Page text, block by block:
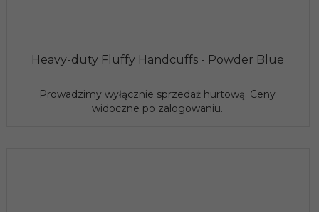
Heavy-duty Fluffy Handcuffs - Powder Blue
Prowadzimy wyłącznie sprzedaż hurtową. Ceny
widoczne po zalogowaniu.